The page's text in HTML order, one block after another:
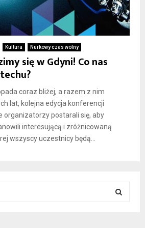
Kultura Nurkowy czas wolny
się w Gdyni! Co nas
coraz bliżej, a razem z nim
lat, kolejna edycja konferencji
organizatorzy postarali się, aby
interesującą i zróżnicowaną
wszyscy uczestnicy będą...